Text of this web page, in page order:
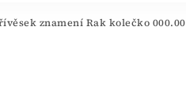
znamení Rak kolečko